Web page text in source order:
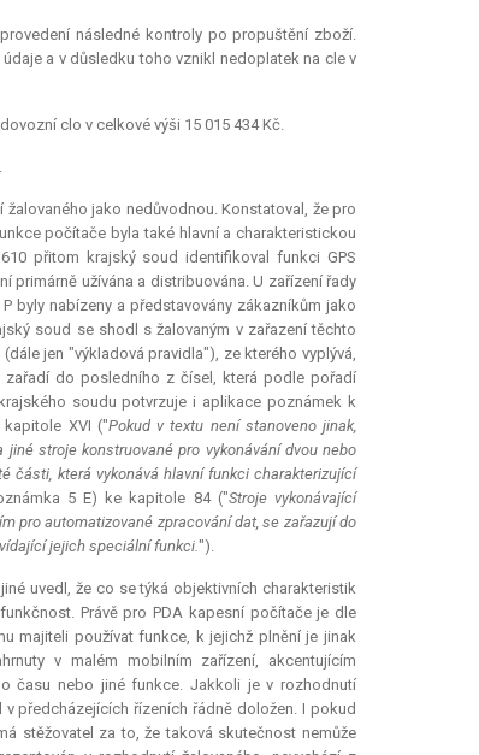
následné kontroly po propuštění zboží.
a v důsledku toho vznikl nedoplatek na cle v
clo v celkové výši 15 015 434 Kč.
jako nedůvodnou. Konstatoval, že pro
počítače byla také hlavní a charakteristickou
přitom krajský soud identifikoval funkci GPS
primárně užívána a distribuována. U zařízení řady
byly nabízeny a představovány zákazníkům jako
soud se shodl s žalovaným v zařazení těchto
jen "výkladová pravidla"), ze kterého vyplývá,
do posledního z čísel, která podle pořadí
soudu potvrzuje i aplikace poznámek k
XVI ("Pokud v textu není stanoveno jinak,
stroje konstruované pro vykonávání dvou nebo
části, která vykonává hlavní funkci charakterizující
5 E) ke kapitole 84 ("Stroje vykonávající
pro automatizované zpracování dat, se zařazují do
jejich speciální funkci.").
uvedl, že co se týká objektivních charakteristik
Právě pro PDA kapesní počítače je dle
majiteli používat funkce, k jejichž plnění je jinak
v malém mobilním zařízení, akcentujícím
času nebo jiné funkce. Jakkoli je v rozhodnutí
předcházejících řízeních řádně doložen. I pokud
stěžovatel za to, že taková skutečnost nemůže